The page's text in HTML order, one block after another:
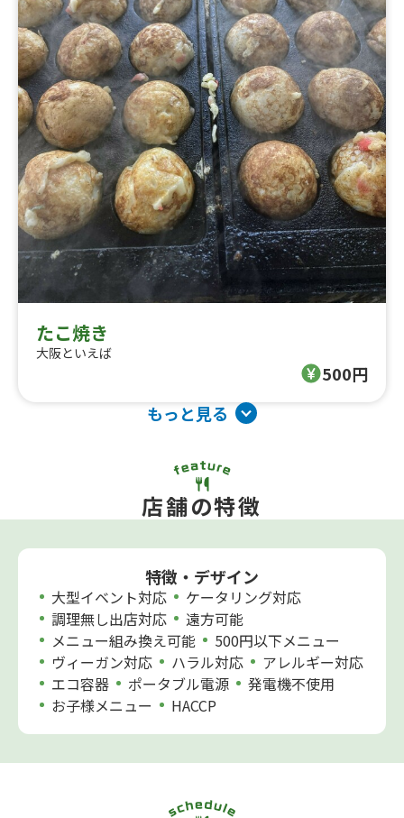
たこ焼き
大阪といえば
500円
もっと見る
店舗の特徴
特徴・デザイン
大型イベント対応
ケータリング対応
調理無し出店対応
遠方可能
メニュー組み換え可能
500円以下メニュー
ヴィーガン対応
ハラル対応
アレルギー対応
エコ容器
ポータブル電源
発電機不使用
お子様メニュー
HACCP